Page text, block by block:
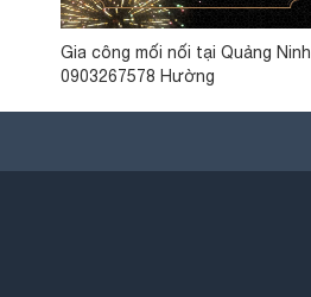
Gia công mối nối tại Quảng Ninh
0903267578 Hường